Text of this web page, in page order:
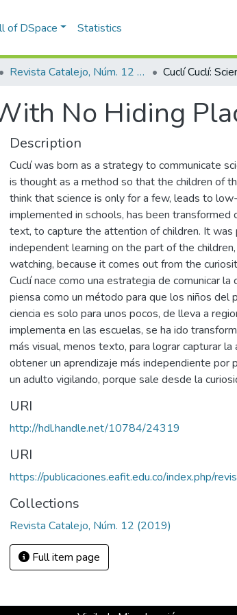
of DSpace Statistics
Revista Catalejo, Núm. 12 (2019)
No Hiding
Description
Cuclí was born as a strategy to communicate
is thought as a method so that the children of
think that science is only for a few, leads to
implemented in schools, has been transformed
text, to capture the attention of children. It
independent learning on the part of the
watching, because it comes out from the
Cuclí nace como una estrategia de comunicar la
piensa como un método para que los niños del
ciencia es solo para unos pocos, de lleva a
implementa en las escuelas, se ha ido
más visual, menos texto, para lograr capturar
obtener un aprendizaje más independiente por
un adulto vigilando, porque sale desde la
URI
http://hdl.handle.net/10784/24319
URI
https://publicaciones.eafit.edu.co/index.php/
Collections
Revista Catalejo, Núm. 12 (2019)
Full item page